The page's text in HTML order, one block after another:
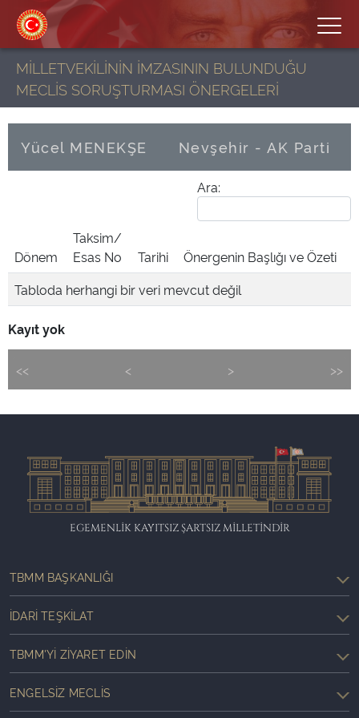
MİLLETVEKİLİNİN İMZASININ BULUNDUĞU
MECLİS SORUŞTURMASI ÖNERGELERİ
Yücel MENEKŞE Nevşehir - AK Parti
Ara:
Dönem
Taksim/
Esas No
Tarihi
Önergenin Başlığı ve Özeti
Tabloda herhangi bir veri mevcut değil
Kayıt yok
<< < > >>
EGEMENLİK KAYITSIZ ŞARTSIZ MİLLETİNDİR
TBMM BAŞKANLIĞI
İDARI TEŞKILAT
TBMM'YI ZIYARET EDIN
ENGELSIZ MECLIS